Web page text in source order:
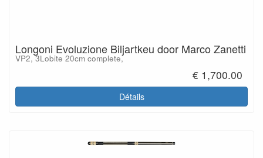
Longoni Evoluzione Biljartkeu door Marco Zanetti
VP2, 3Lobite 20cm complete,
€ 1,700.00
Détails